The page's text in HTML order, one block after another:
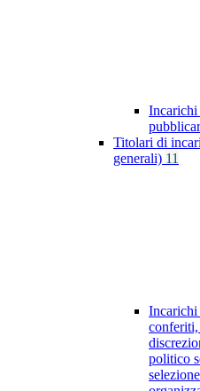
Incarichi
Titolari di
generali) 11
Incarichi
politico